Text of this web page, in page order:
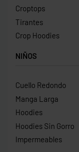
Croptops
Tirantes
Crop Hoodies
NIÑOS
Cuello Redondo
Manga Larga
Hoodies
Hoodies Sin Gorro
Impermeables